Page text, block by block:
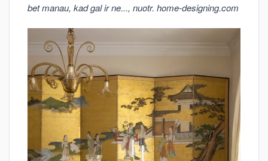
bet manau, kad gal ir ne..., nuotr. home-designing.com